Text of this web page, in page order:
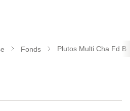
Fonds Plutos Multi Cha Fd B